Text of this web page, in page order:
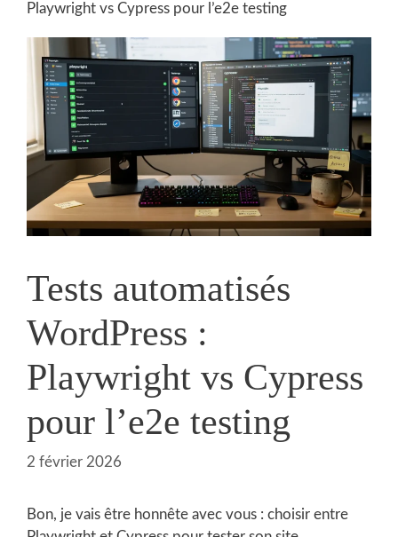
Playwright vs Cypress pour l’e2e testing
Tests automatisés
WordPress :
Playwright vs Cypress
pour l’e2e testing
2 février 2026
Bon, je vais être honnête avec vous : choisir entre